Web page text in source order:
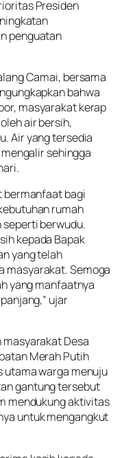
Presiden
penguatan
Camai, bersama
bahwa
masyarakat kerap
air bersih,
Air yang tersedia
sehingga
bermanfaat bagi
rumah
seperti berwudu.
kepada Bapak
yang telah
masyarakat. Semoga
yang manfaatnya
ujar
Desa
Merah Putih
utama warga menuju
gantung tersebut
mendukung aktivitas
untuk mengangkut